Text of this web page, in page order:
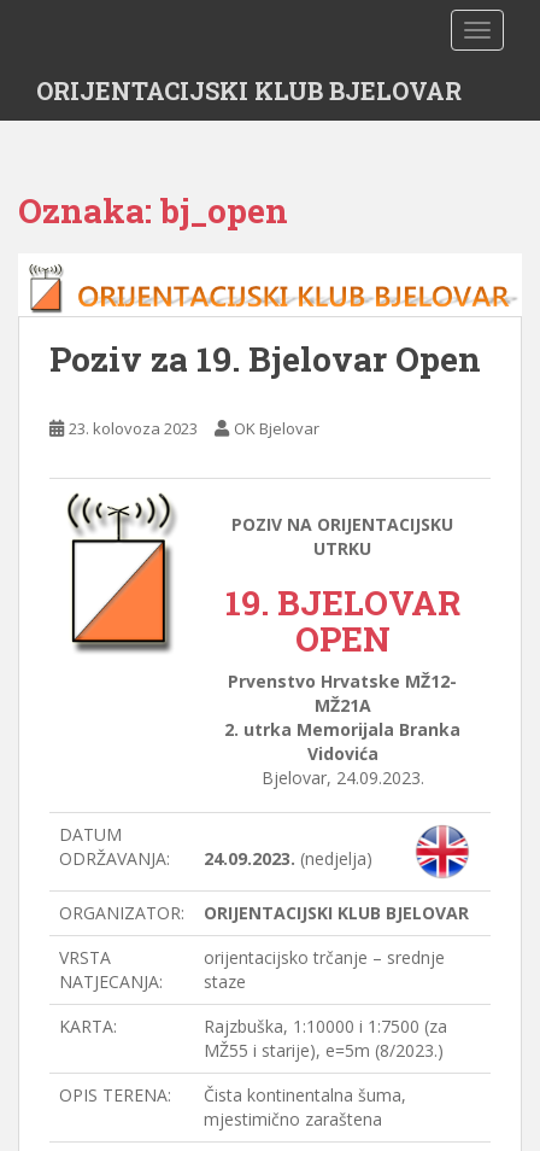
t
ORIJENTACIJSKI KLUB BJELOVAR
Oznaka: bj_open
Poziv za 19. Bjelovar Open
23. kolovoza 2023 OK Bjelovar
POZIV NA ORIJENTACIJSKU
UTRKU
19. BJELOVAR
OPEN
Prvenstvo Hrvatske MŽ12-
MŽ21A
2. utrka Memorijala Branka
Vidovića
Bjelovar, 24.09.2023.
DATUM
ODRŽAVANJA:
24.09.2023. (nedjelja)
ORGANIZATOR:
ORIJENTACIJSKI KLUB BJELOVAR
VRSTA
NATJECANJA:
orijentacijsko trčanje – srednje
staze
KARTA:
Rajzbuška, 1:10000 i 1:7500 (za
MŽ55 i starije), e=5m (8/2023.)
OPIS TERENA:
Čista kontinentalna šuma,
mjestimično zaraštena